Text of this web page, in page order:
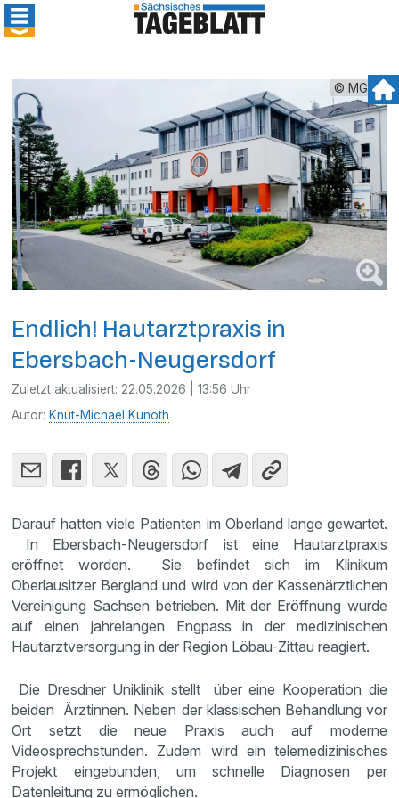
© MGLG
Endlich! Hautarztpraxis in
Ebersbach-Neugersdorf
Zuletzt aktualisiert: 22.05.2026 | 13:56 Uhr
Autor: Knut-Michael Kunoth
Darauf hatten viele Patienten im Oberland lange gewartet.
In Ebersbach-Neugersdorf ist eine Hautarztpraxis
eröffnet worden. Sie befindet sich im Klinikum
Oberlausitzer Bergland und wird von der Kassenärztlichen
Vereinigung Sachsen betrieben. Mit der Eröffnung wurde
auf einen jahrelangen Engpass in der medizinischen
Hautarztversorgung in der Region Löbau-Zittau reagiert.
Die Dresdner Uniklinik stellt über eine Kooperation die
beiden Ärztinnen. Neben der klassischen Behandlung vor
Ort setzt die neue Praxis auch auf moderne
Videosprechstunden. Zudem wird ein telemedizinisches
Projekt eingebunden, um schnelle Diagnosen per
Datenleitung zu ermöglichen.